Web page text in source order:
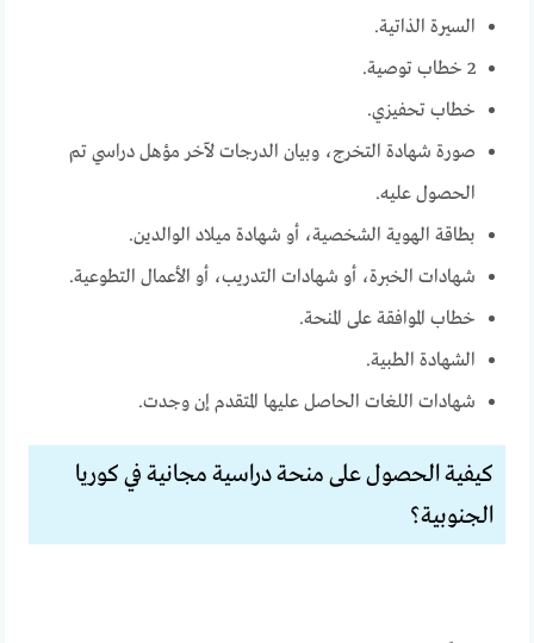
السيرة الذاتية.
2 خطاب توصية.
خطاب تحفيزي.
صورة شهادة التخرج، وبيان الدرجات لآخر مؤهل دراسي تم
الحصول عليه.
بطاقة الهوية الشخصية، أو شهادة ميلاد الوالدين.
شهادات الخبرة، أو شهادات التدريب، أو الأعمال التطوعية.
خطاب الموافقة على المنحة.
الشهادة الطبية.
شهادات اللغات الحاصل عليها المتقدم إن وجدت.
كيفية الحصول على منحة دراسية مجانية في كوريا
الجنوبية؟